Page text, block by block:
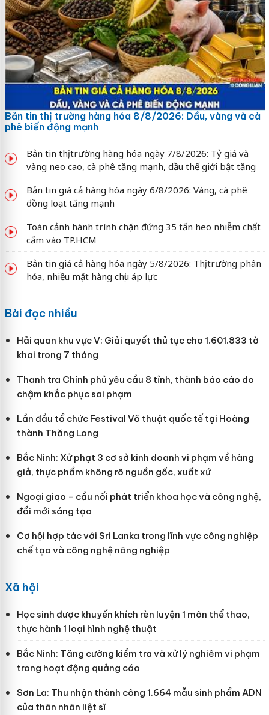
Bản tin thị trường hàng hóa 8/8/2026: Dầu, vàng và cà
phê biến động mạnh
Bản tin thị trường hàng hóa ngày 7/8/2026: Tỷ giá và
vàng neo cao, cà phê tăng mạnh, dầu thế giới bật tăng
Bản tin giá cả hàng hóa ngày 6/8/2026: Vàng, cà phê
đồng loạt tăng mạnh
Toàn cảnh hành trình chặn đứng 35 tấn heo nhiễm chất
cấm vào TP.HCM
Bản tin giá cả hàng hóa ngày 5/8/2026: Thị trường phân
hóa, nhiều mặt hàng chịu áp lực
Bài đọc nhiều
Hải quan khu vực V: Giải quyết thủ tục cho 1.601.833 tờ
khai trong 7 tháng
Thanh tra Chính phủ yêu cầu 8 tỉnh, thành báo cáo do
chậm khắc phục sai phạm
Lần đầu tổ chức Festival Võ thuật quốc tế tại Hoàng
thành Thăng Long
Bắc Ninh: Xử phạt 3 cơ sở kinh doanh vi phạm về hàng
giả, thực phẩm không rõ nguồn gốc, xuất xứ
Ngoại giao - cầu nối phát triển khoa học và công nghệ,
đổi mới sáng tạo
Cơ hội hợp tác với Sri Lanka trong lĩnh vực công nghiệp
chế tạo và công nghệ nông nghiệp
Xã hội
Học sinh được khuyến khích rèn luyện 1 môn thể thao,
thực hành 1 loại hình nghệ thuật
Bắc Ninh: Tăng cường kiểm tra và xử lý nghiêm vi phạm
trong hoạt động quảng cáo
Sơn La: Thu nhận thành công 1.664 mẫu sinh phẩm ADN
của thân nhân liệt sĩ